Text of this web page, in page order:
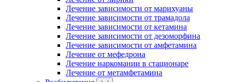
Лечение зависимости от марихуаны
Лечение зависимости от трамадола
Лечение зависимости от кетамина
Лечение зависимости от дезоморфина
Лечение зависимости от амфетамина
Лечение от мефедрона
Лечение наркомании в стационаре
Лечение от метамфетамина